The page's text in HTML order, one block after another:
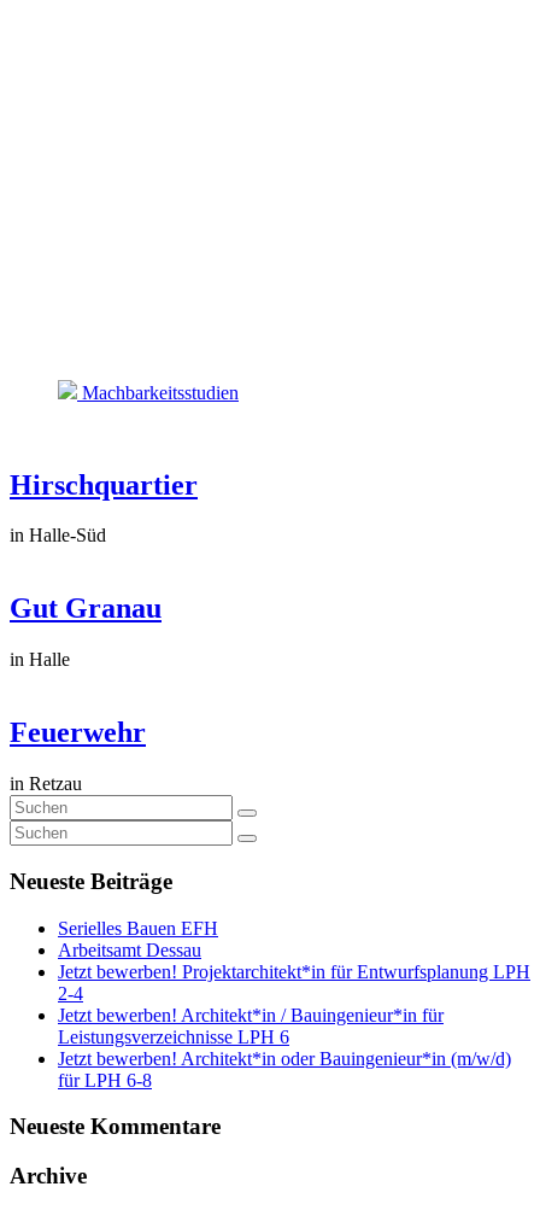
Machbarkeitsstudien
Hirschquartier
in Halle-Süd
Gut Granau
in Halle
Feuerwehr
in Retzau
Neueste Beiträge
Serielles Bauen EFH
Arbeitsamt Dessau
Jetzt bewerben! Projektarchitekt*in für Entwurfsplanung LPH
2-4
Jetzt bewerben! Architekt*in / Bauingenieur*in für
Leistungsverzeichnisse LPH 6
Jetzt bewerben! Architekt*in oder Bauingenieur*in (m/w/d)
für LPH 6-8
Neueste Kommentare
Archive